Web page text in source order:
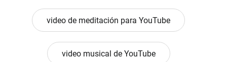
video de meditación para YouTube
video musical de YouTube